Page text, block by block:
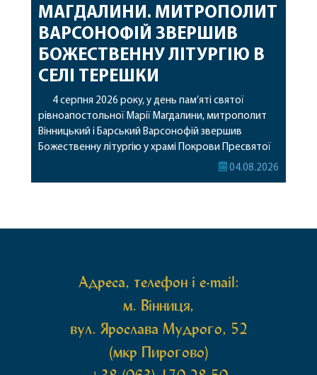
МАГДАЛИНИ. МИТРОПОЛИТ
ВАРСОНОФІЙ ЗВЕРШИВ
БОЖЕСТВЕННУ ЛІТУРГІЮ В
СЕЛІ ТЕРЕШКИ
4 серпня 2026 року, у день пам’яті святої
рівноапостольної Марії Магдалини, митрополит
Вінницький і Барський Варсонофій звершив
Божественну літургію у храмі Покрови Пресвятої
Богородиці села Терешки Барського благочиння.
04.08.2026
Адреса, телефон і e-mail:
м. Вінниця,
вул. Ярослава Мудрого, 52
(мкр Пирогово)